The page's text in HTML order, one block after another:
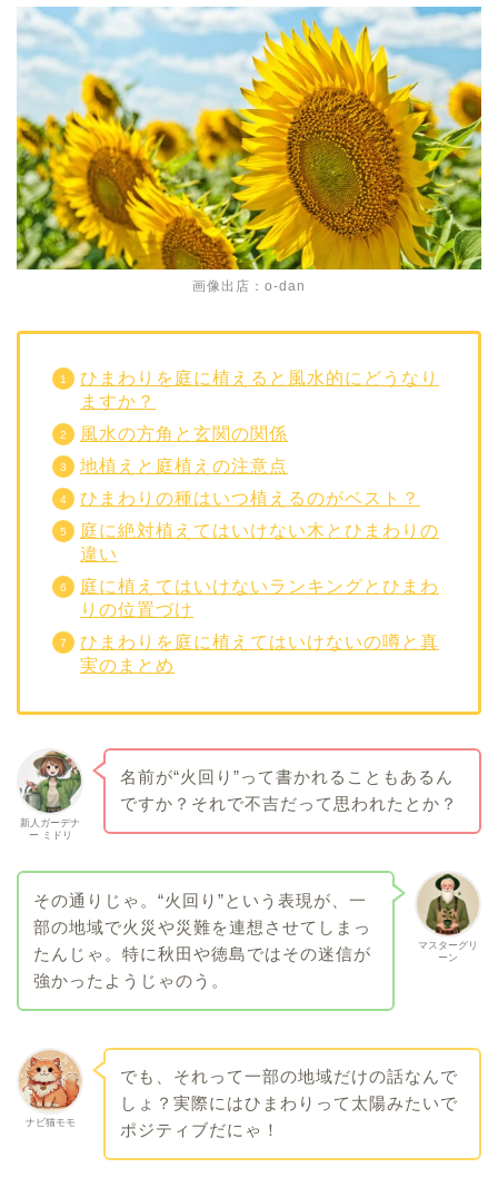
画像出店：o-dan
ひまわりを庭に植えると風水的にどうなり
ますか？
風水の方角と玄関の関係
地植えと庭植えの注意点
ひまわりの種はいつ植えるのがベスト？
庭に絶対植えてはいけない木とひまわりの
違い
庭に植えてはいけないランキングとひまわ
りの位置づけ
ひまわりを庭に植えてはいけないの噂と真
実のまとめ
新人ガーデナ
ー ミドリ
名前が“火回り”って書かれることもあるん
ですか？それで不吉だって思われたとか？
マスターグリ
ーン
その通りじゃ。“火回り”という表現が、一
部の地域で火災や災難を連想させてしまっ
たんじゃ。特に秋田や徳島ではその迷信が
強かったようじゃのう。
ナビ猫モモ
でも、それって一部の地域だけの話なんで
しょ？実際にはひまわりって太陽みたいで
ポジティブだにゃ！